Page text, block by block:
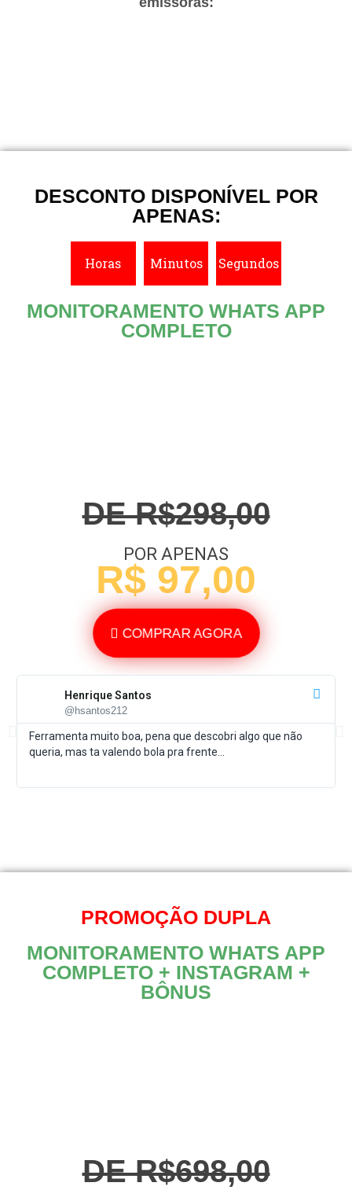
DESCONTO DISPONÍVEL POR
APENAS:
Horas Minutos Segundos
MONITORAMENTO WHATS APP
COMPLETO
DE R$298,00
POR APENAS
R$ 97,00
COMPRAR AGORA
Henrique Santos
@hsantos212
Ferramenta muito boa, pena que descobri algo que não
queria, mas ta valendo bola pra frente...
PROMOÇÃO DUPLA
MONITORAMENTO WHATS APP
COMPLETO + INSTAGRAM +
BÔNUS
DE R$698,00